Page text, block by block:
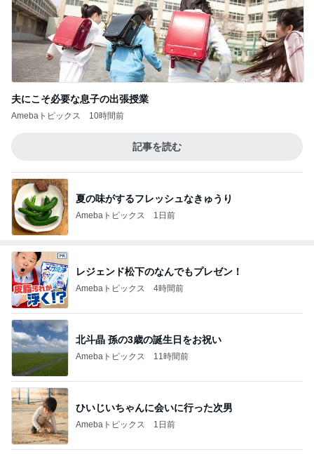
夫にこそ必要な息子の出張授業
Amebaトピックス 10時間前
記事を読む
夏の味がするフレッシュなきゅうり
Amebaトピックス 1日前
レジェンド松下のなんでもプレゼン！
Amebaトピックス 4時間前
北斗晶 孫の3歳の誕生日をお祝い
Amebaトピックス 11時間前
ひいじいちゃんに会いに行った次男
Amebaトピックス 1日前